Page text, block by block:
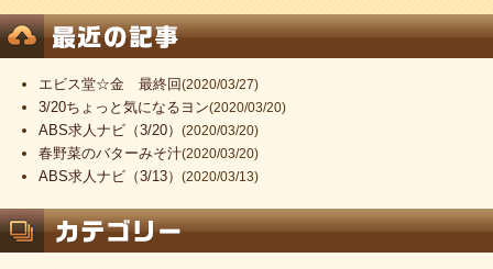
エビス堂☆金 最終回(2020/03/27)
3/20ちょっと気になるヨン(2020/03/20)
ABS求人ナビ（3/20）(2020/03/20)
春野菜のバターみそ汁(2020/03/20)
ABS求人ナビ（3/13）(2020/03/13)